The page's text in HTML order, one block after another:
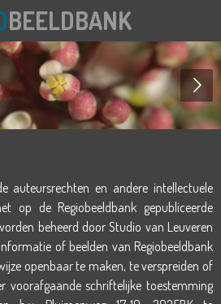
BEELDBANK
auteursrechten en andere intellectuele
op de Regiobeeldbank gepubliceerde
beheerd door Studio van Leuveren
of beelden van Regiobeeldbank
openbaar te maken, te verspreiden of
voorafgaande schriftelijke toestemming